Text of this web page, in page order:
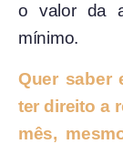
o valor da
mínimo.
Quer saber
ter direito a
mês,